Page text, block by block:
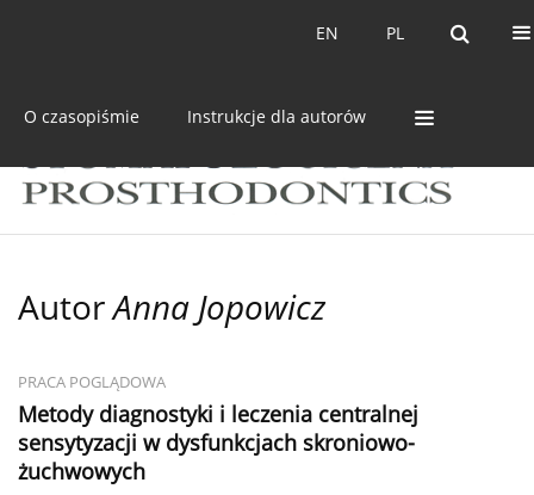
PL
EN PL
EN
O czasopiśmie Instrukcje dla autorów
AutorAnna Jopowicz
PRACA POGLĄDOWA
Metody diagnostyki i leczenia centralnej
sensytyzacji w dysfunkcjach skroniowo-
żuchwowych